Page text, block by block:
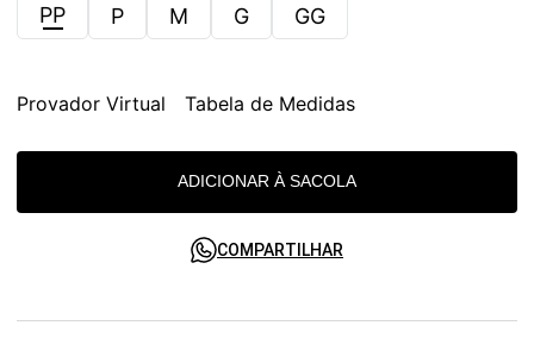
PP P M G GG
Provador Virtual Tabela de Medidas
ADICIONAR À SACOLA
COMPARTILHAR